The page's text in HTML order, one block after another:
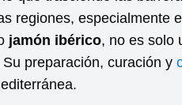
regiones, especialmente
jamón ibérico, no es solo
preparación, curación y